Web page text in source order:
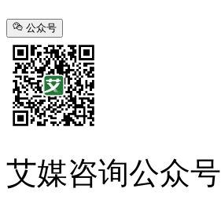
公众号
艾媒咨询公众号